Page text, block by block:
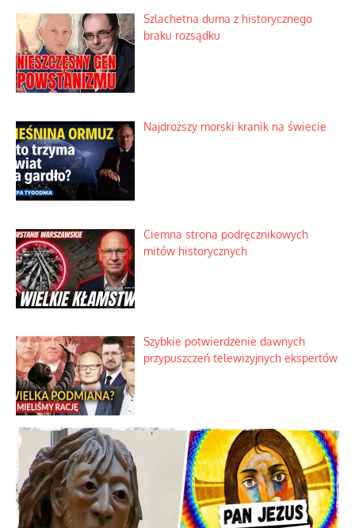
Szlachetna duma z historycznego
braku rozsądku
Najdroższy morski kranik na świecie
Ciemna strona podręcznikowych
mitów historycznych
Szybkie potwierdzenie dawnych
przypuszczeń telewizyjnych ekspertów